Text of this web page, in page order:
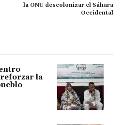
la ONU descolonizar el Sáhara
Occidental
la